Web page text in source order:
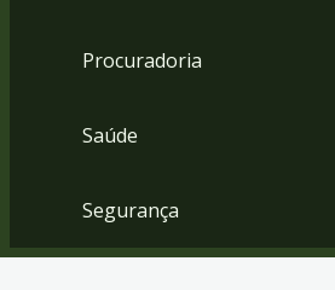
Procuradoria
Saúde
Segurança